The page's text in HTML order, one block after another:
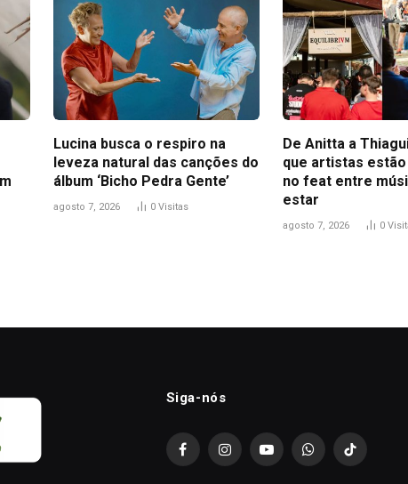
Lucina busca o respiro na
leveza natural das canções do
álbum ‘Bicho Pedra Gente’
agosto 7, 2026 0 Visitas
De Anitta a
que artistas
no feat entre
estar
agosto 7, 2026 0
Siga-nós
FacebookInstagramYouTubeWhatsAppTikTok